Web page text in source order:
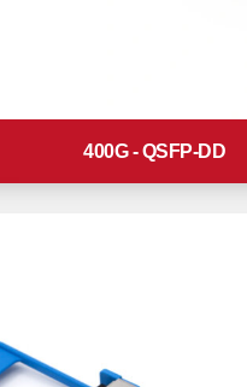
400G - QSFP-DD